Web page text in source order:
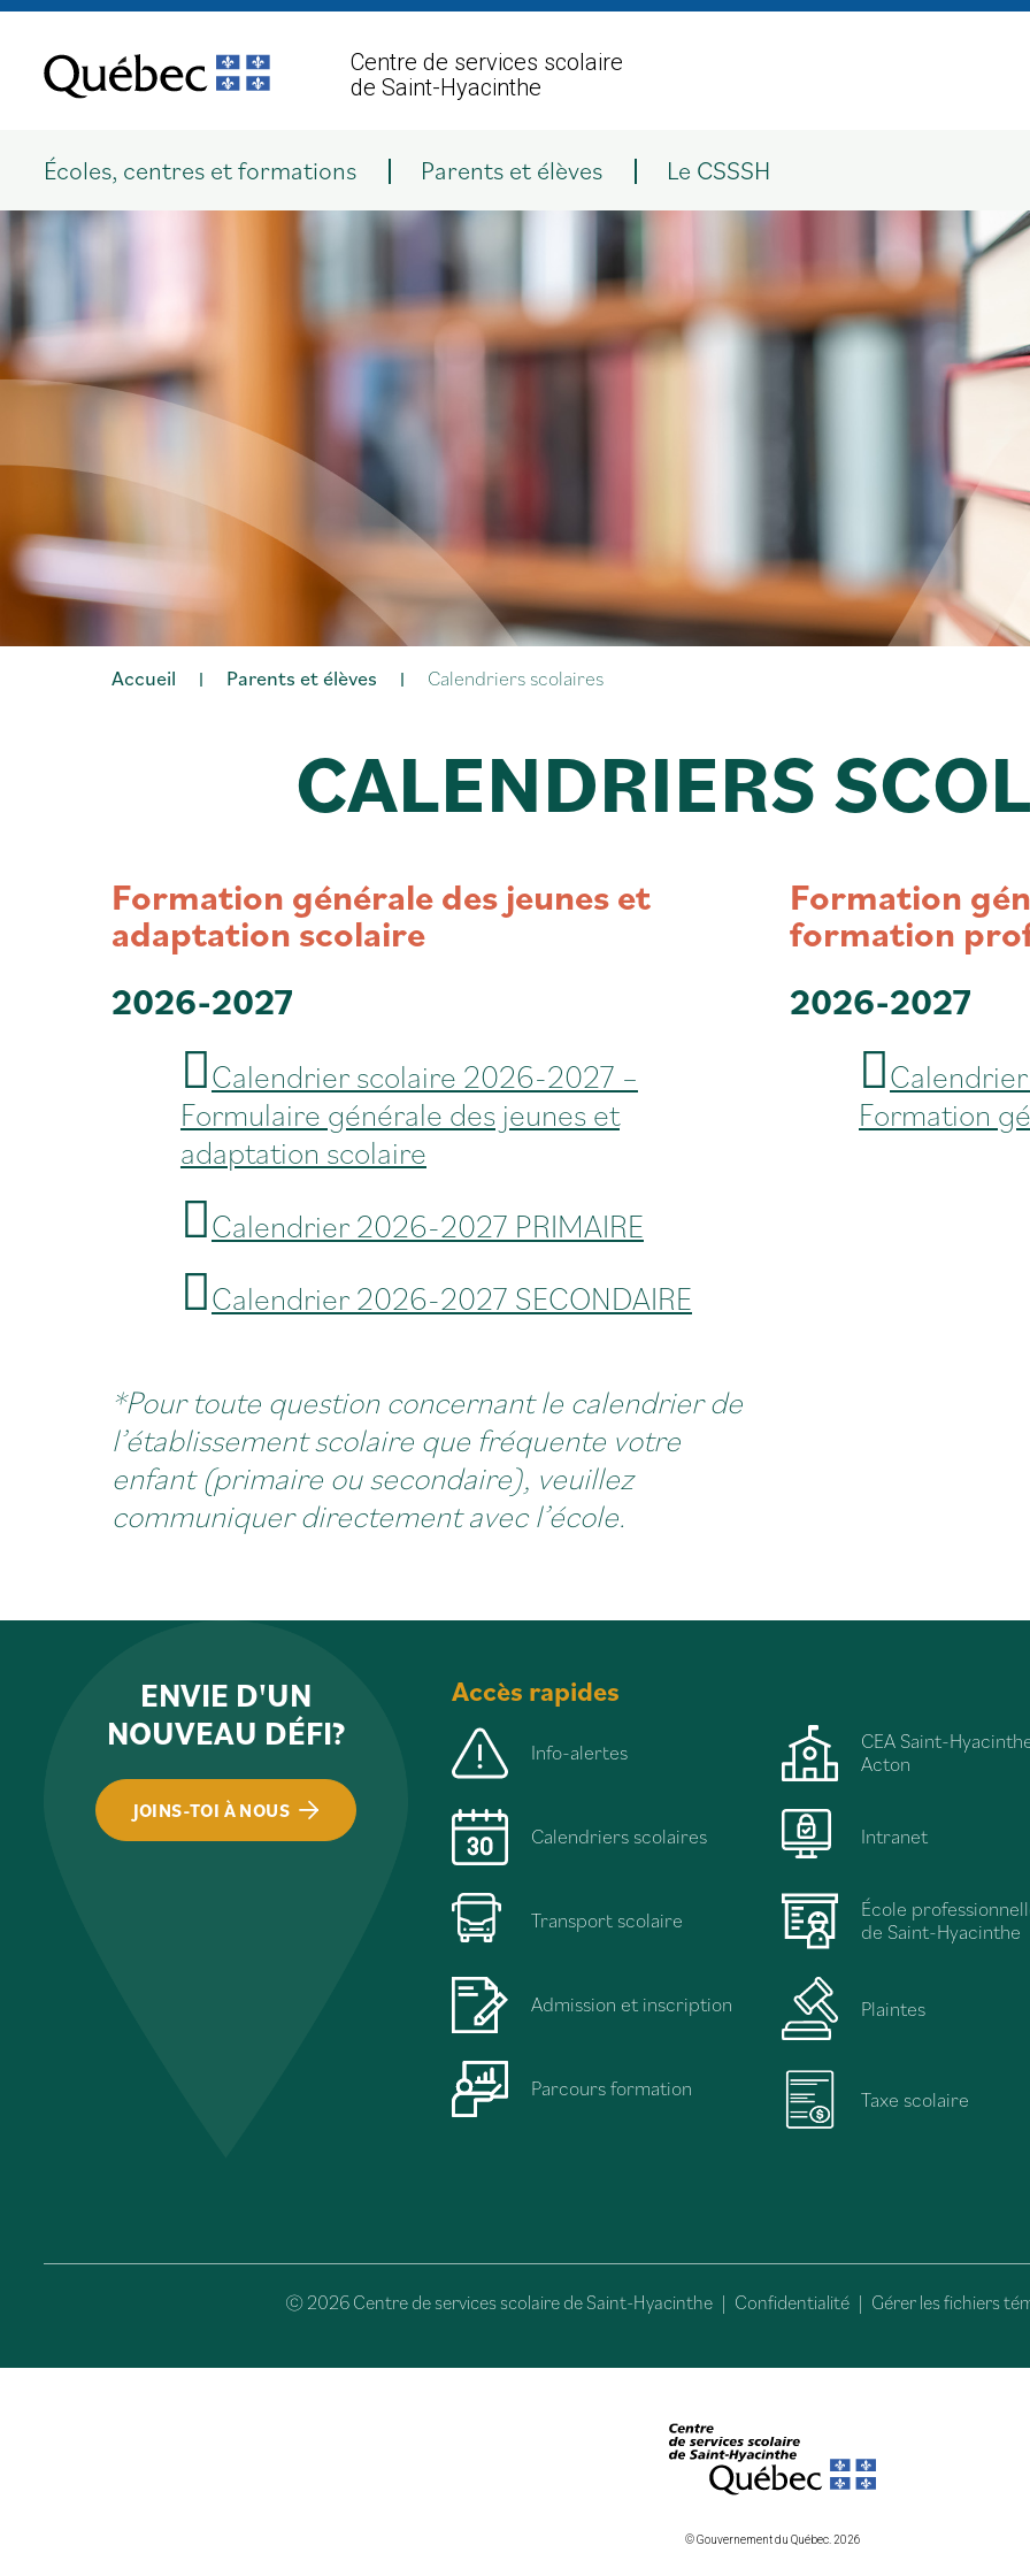
contenu
Centre de services scolaire
de Saint-Hyacinthe
Écoles, centres et formations Parents et élèves Le CSSSH
Accueil | Parents et élèves | Calendriers scolaires
CALENDRIERS
Formation générale des jeunes et
adaptation scolaire
2026-2027
Calendrier scolaire 2026-2027 –
Formulaire générale des jeunes et
adaptation scolaire
Calendrier 2026-2027 PRIMAIRE
Calendrier 2026-2027 SECONDAIRE
*Pour toute question concernant le calendrier de
l’établissement scolaire que fréquente votre
enfant (primaire ou secondaire), veuillez
communiquer directement avec l’école.
Formation
formation
2026-2027
Formation
ENVIE D'UN
NOUVEAU DÉFI?
JOINS-TOI À NOUS
Accès rapides
Info-alertes
Calendriers scolaires
Transport scolaire
Admission et inscription
Parcours formation
CEA Saint-
Acton
Intranet
École
de Saint-Hyacinthe
Plaintes
Taxe scolaire
© 2026 Centre de services scolaire de Saint-Hyacinthe | Confidentialité | Gérer les fichiers
© Gouvernement du Québec. 2026